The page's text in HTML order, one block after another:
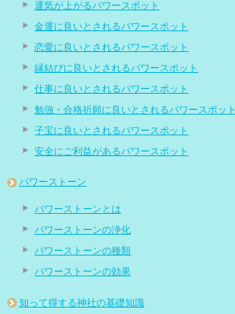
運気が上がるパワースポット
金運に良いとされるパワースポット
恋愛に良いとされるパワースポット
縁結びに良いとされるパワースポット
仕事に良いとされるパワースポット
勉強・合格祈願に良いとされるパワースポット
子宝に良いとされるパワースポット
安全にご利益があるパワースポット
パワーストーン
パワーストーンとは
パワーストーンの浄化
パワーストーンの種類
パワーストーンの効果
知って得する神社の基礎知識